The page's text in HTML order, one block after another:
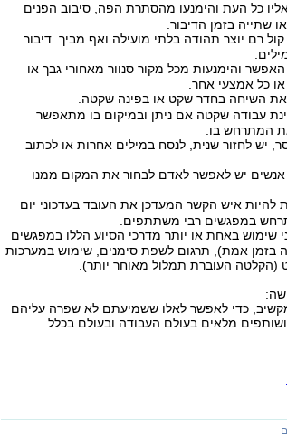
כל העת והימנעו מהסתרת הפה, סיבוב הפנים
שתייה בזמן הדיבור.
קול רם יוצר תהודה בלתי מועילה ואף מביך. דיבור
והימנעות מכל מקור סנוור מאחורי גבך או
כל אמצעי אחר.
השיחה בחדר שקט או בפינה שקטה.
עבודה שקטה אם ניתן ובמיקום בו מתאפשר
המתרחש בו.
יש לחזור שנית, לנסח במילים אחרות או לכתוב
יש לאפשר לאדם לבחור את המקום ממנו
איש הקשר המעדכן את העובד בעדכוני יום
במפגשים רבי משתתפים.
שימוש באחת או יותר מדרכי הסיוע הללו במפגשים
בזמן אמת), תרגום לשפת סימנים, שימוש במערכות
(הקלטה העוברת תמלול מאוחר יותר).
כדי לאפשר לאלו ששמיעתם לא שפרה עליהם
מלאים בעולם העבודה ובעולם בכלל.